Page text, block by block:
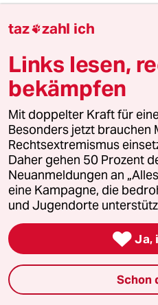
Zusätzlich wurden
Mairey und Saiqa
am Donnerstag
festgenommen –
Aufstachelung zum
eine Straftat
Order Act, wegen
Schade, dass Herr
AB Anna Bell
@Pawel_ko:
Sie können
sie wollen,
Sie nicht
Herrn Polanski?
taz zahl ich
Links lesen,
bekämpfen
Mit doppelter Kraft für
Besonders jetzt brauchen
Rechtsextremismus
Daher gehen 50 Prozent
Neuanmeldungen an
eine Kampagne, die
und Jugendorte
 Ja,
Schon